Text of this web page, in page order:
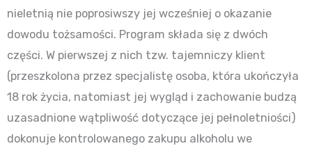
nieletnią nie poprosiwszy jej wcześniej o okazanie
dowodu tożsamości. Program składa się z dwóch
części. W pierwszej z nich tzw. tajemniczy klient
(przeszkolona przez specjalistę osoba, która ukończyła
18 rok życia, natomiast jej wygląd i zachowanie budzą
uzasadnione wątpliwość dotyczące jej pełnoletniości)
dokonuje kontrolowanego zakupu alkoholu we